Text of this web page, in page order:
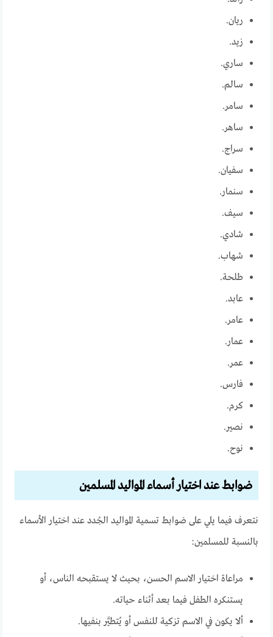
ريان.
زيد.
ساري.
سالم.
سامر.
ساهر.
سراج.
سفيان.
سنمار.
سيف.
شادي.
شهاب.
طلحة.
عابد.
عامر.
عمار.
عمر.
فارس.
كرم.
نصير.
نوح.
ضوابط عند اختيار أسماء المواليد المسلمين
نتعرف فيما يلي على ضوابط تسمية المواليد الجُدد عند اختيار الأسماء
بالنسبة للمسلمين:
مراعاة اختيار الاسم الحسن، بحيث لا يستقبحه الناس، أو
يستنكره الطفل فيما بعد أثناء حياته.
ألا يكون في الاسم تزكية للنفس أو يُتطيَّر بنفيها.